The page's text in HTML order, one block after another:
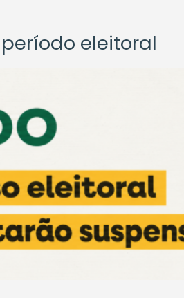
eleitoral